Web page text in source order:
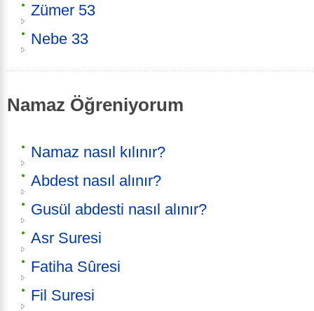
Zümer 53
Nebe 33
Namaz Öğreniyorum
Namaz nasıl kılınır?
Abdest nasıl alınır?
Gusül abdesti nasıl alınır?
Asr Suresi
Fatiha Sûresi
Fil Suresi